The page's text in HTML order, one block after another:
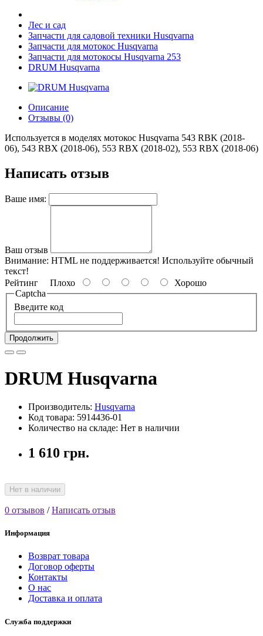
Лес и сад
Запчасти для садовой техники Husqvarna
Запчасти для мотокос Husqvarna
Запчасти для мотокосы Husqvarna 253
DRUM Husqvarna
Описание
Отзывы (0)
Используется в моделях мотокос Husqvarna 543 RBK (2018-
06), 543 RBX (2018-06), 553 RBX (2018-02), 553 RBX (2018-06)
Написать отзыв
Ваше имя:
Ваш отзыв
Внимание: HTML не поддерживается! Используйте обычный
текст!
Рейтинг Плохо
Хорошо
Captcha
Введите код
Продолжить
DRUM Husqvarna
Производитель: Husqvarna
Код товара: 5914436-01
Количество на складе: Нет в наличии
1 610 грн.
Нет в наличии
0 отзывов /Написать отзыв
Информация
Возврат товара
Договор оферты
Контакты
О нас
Доставка и оплата
Служба поддержки